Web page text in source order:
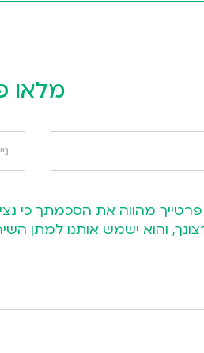
מלאו
והוא ישמש אותנו